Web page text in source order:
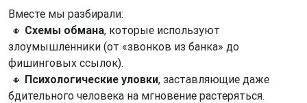
Вместе мы разбирали:
🔸 Схемы обмана, которые используют
злоумышленники (от «звонков из банка» до
фишинговых ссылок).
🔸 Психологические уловки, заставляющие даже
бдительного человека на мгновение растеряться.